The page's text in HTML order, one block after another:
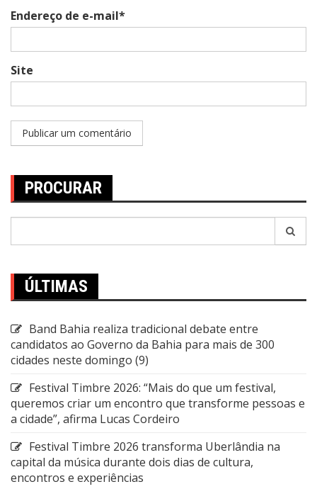
Endereço de e-mail*
Site
PROCURAR
ÚLTIMAS
Band Bahia realiza tradicional debate entre
candidatos ao Governo da Bahia para mais de 300
cidades neste domingo (9)
Festival Timbre 2026: “Mais do que um festival,
queremos criar um encontro que transforme pessoas e
a cidade”, afirma Lucas Cordeiro
Festival Timbre 2026 transforma Uberlândia na
capital da música durante dois dias de cultura,
encontros e experiências